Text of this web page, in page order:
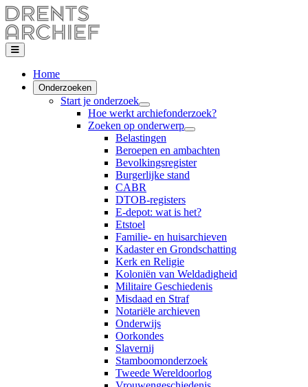
Home
Onderzoeken
Start je onderzoek
Hoe werkt archiefonderzoek?
Zoeken op onderwerp
Belastingen
Beroepen en ambachten
Bevolkingsregister
Burgerlijke stand
CABR
DTOB-registers
E-depot: wat is het?
Etstoel
Familie- en huisarchieven
Kadaster en Grondschatting
Kerk en Religie
Koloniën van Weldadigheid
Militaire Geschiedenis
Misdaad en Straf
Notariële archieven
Onderwijs
Oorkondes
Slavernij
Stamboomonderzoek
Tweede Wereldoorlog